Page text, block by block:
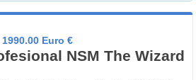
1990.00 Euro €
NSM The Wizard